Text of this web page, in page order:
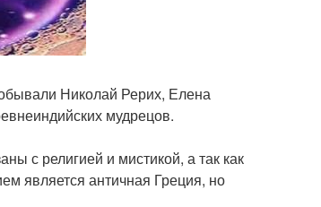
Николай Рерих, Елена
мудрецов.
с религией и мистикой, а так как
является античная Греция, но